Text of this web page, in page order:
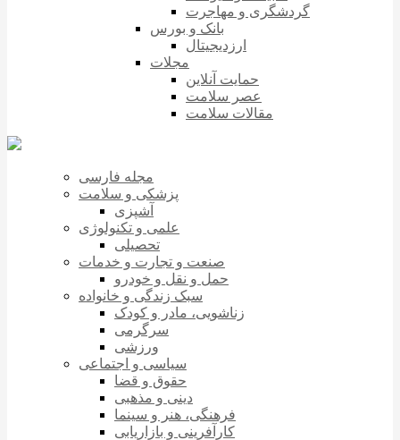
گردشگری و مهاجرت
بانک و بورس
ارزدیجیتال
مجلات
حمایت آنلاین
عصر سلامت
مقالات سلامت
مجله فارسی
پزشکی و سلامت
آشپزی
علمی و تکنولوژی
تحصیلی
صنعت و تجارت و خدمات
حمل و نقل و خودرو
سبک زندگی و خانواده
زناشویی، مادر و کودک
سرگرمی
ورزشی
سیاسی و اجتماعی
حقوق و قضا
دینی و مذهبی
فرهنگی، هنر و سینما
کارآفرینی و بازاریابی